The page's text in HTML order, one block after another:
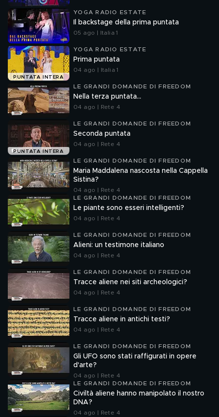
YOGA RADIO ESTATE
Il backstage della prima puntata
05 ago | Italia 1
PUNTATA INTERA
YOGA RADIO ESTATE
Prima puntata
04 ago | Italia 1
LE GRANDI DOMANDE DI FREEDOM
Nella terza puntata...
04 ago | Rete 4
PUNTATA INTERA
LE GRANDI DOMANDE DI FREEDOM
Seconda puntata
04 ago | Rete 4
LE GRANDI DOMANDE DI FREEDOM
Maria Maddalena nascosta nella Cappella
Sistina?
04 ago | Rete 4
LE GRANDI DOMANDE DI FREEDOM
Le piante sono esseri intelligenti?
04 ago | Rete 4
LE GRANDI DOMANDE DI FREEDOM
Alieni: un testimone italiano
04 ago | Rete 4
LE GRANDI DOMANDE DI FREEDOM
Tracce aliene nei siti archeologici?
04 ago | Rete 4
LE GRANDI DOMANDE DI FREEDOM
Tracce aliene in antichi testi?
04 ago | Rete 4
LE GRANDI DOMANDE DI FREEDOM
Gli UFO sono stati raffigurati in opere
d'arte?
04 ago | Rete 4
LE GRANDI DOMANDE DI FREEDOM
Civiltà aliene hanno manipolato il nostro
DNA?
04 ago | Rete 4